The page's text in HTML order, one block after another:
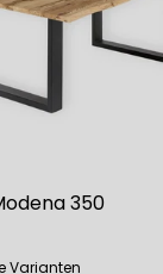
350
Varianten